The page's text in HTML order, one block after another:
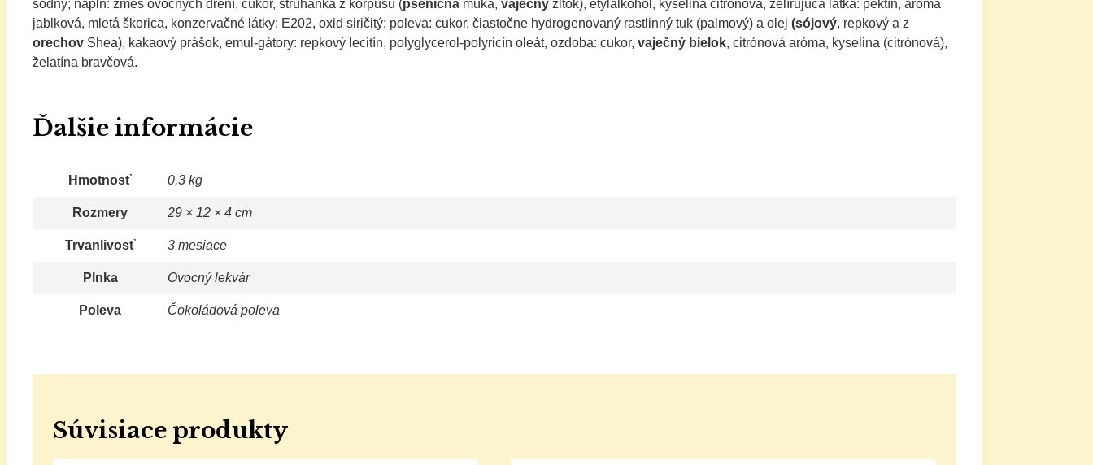
sodný; náplň: zmes ovocných drení, cukor, strúhanka z korpusu (pšeničná múka, vaječný žĺtok), etylalkohol, kyselina citrónová, želírujúca látka: pektín, aróma
jablková, mletá škorica, konzervačné látky: E202, oxid siričitý; poleva: cukor, čiastočne hydrogenovaný rastlinný tuk (palmový) a olej (sójový, repkový a z
orechov Shea), kakaový prášok, emul-gátory: repkový lecitín, polyglycerol-polyricín oleát, ozdoba: cukor, vaječný bielok, citrónová aróma, kyselina (citrónová),
želatína bravčová.
Ďalšie informácie
Hmotnosť 0,3 kg
Rozmery 29 × 12 × 4 cm
Trvanlivosť 3 mesiace
Plnka Ovocný lekvár
Poleva Čokoládová poleva
Súvisiace produkty